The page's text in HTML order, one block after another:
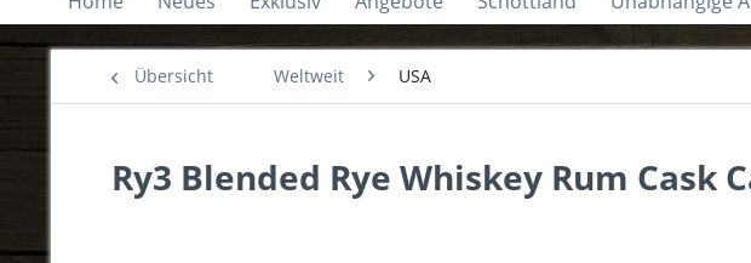
Übersicht Weltweit USA
Ry3 Blended Rye Whiskey Rum Cask